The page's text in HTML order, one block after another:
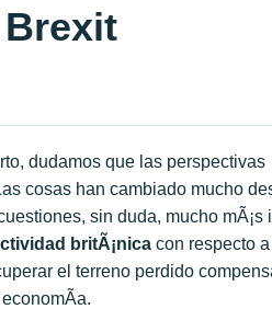
dudamos que las perspectivas
cosas han cambiado mucho
sin duda, mucho mÃ¡s
britÃ¡nica con respecto a
el terreno perdido